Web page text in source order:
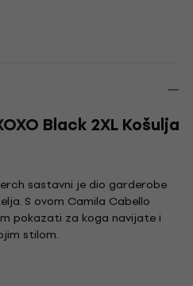
Black 2XL Košulja
sastavni je dio garderobe
S ovom Camila Cabello
pokazati za koga navijate i
stilom.